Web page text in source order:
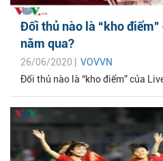
Đối thủ nào là “kho
năm qua?
26/06/2020 | VOVVN
Đối thủ nào là “kho điểm” của